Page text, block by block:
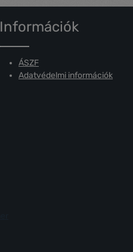
Információk
ÁSZF
Adatvédelmi információk